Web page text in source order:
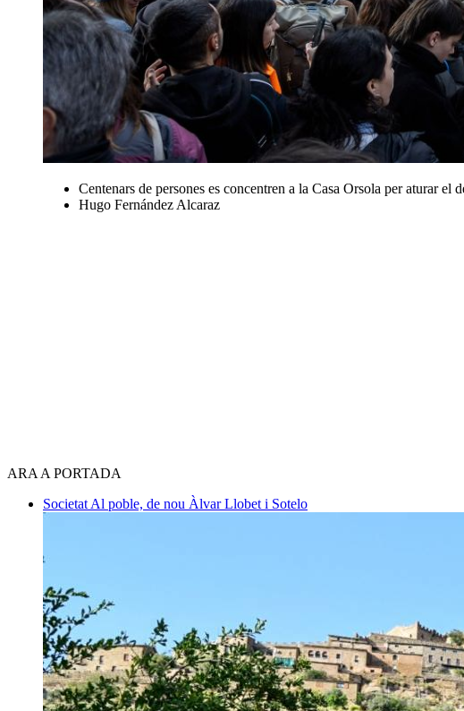
Centenars de persones es concentren a la Casa Orsola per aturar el
Hugo Fernández Alcaraz
ARA A PORTADA
Societat Al poble, de nou Àlvar Llobet i Sotelo